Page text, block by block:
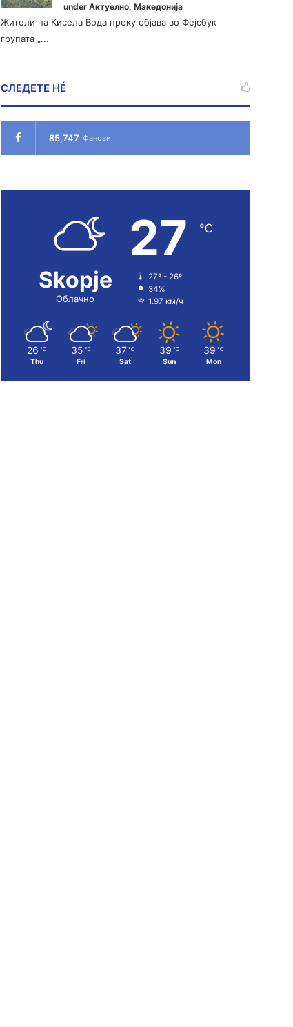
underАктуелно,Македонија
Жители на Кисела Вода преку објава во Фејсбук
групата „...
СЛЕДЕТЕ НÉ
85,747 Фанови
Skopje
Облачно
27 ℃
27º - 26º
34%
1.97 км/ч
26 ℃
Thu
35 ℃
Fri
37 ℃
Sat
39 ℃
Sun
39 ℃
Mon